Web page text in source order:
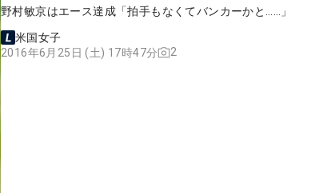
野村敏京はエース達成「拍手もなくてバンカーかと……」
米国女子
2016年6月25日 (土) 17時47分
2